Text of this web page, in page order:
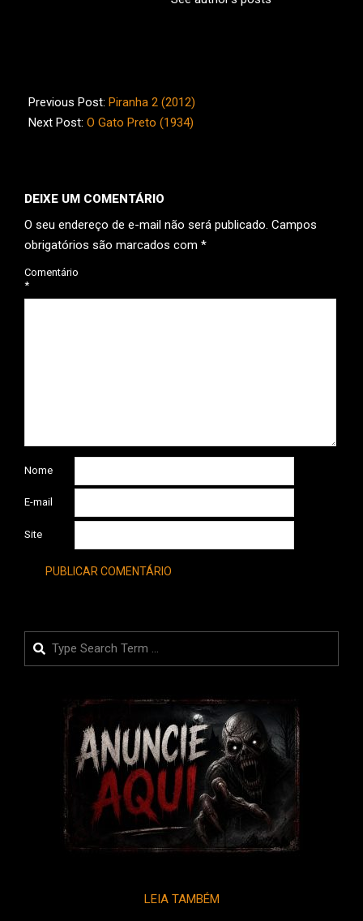
03-
12
Previous Post: Piranha 2 (2012)
Next Post: O Gato Preto (1934)
DEIXE UM COMENTÁRIO
O seu endereço de e-mail não será publicado. Campos
obrigatórios são marcados com *
Comentário
*
Nome
E-mail
Site
Search
LEIA TAMBÉM